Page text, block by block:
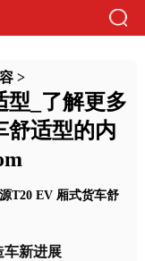
>
型_了解更多
舒适型的内
T20 EV 厢式货车舒
车新进展